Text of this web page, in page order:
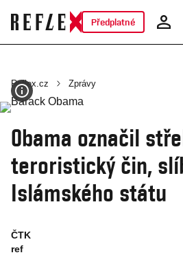
Předplatné
Reflex.cz Zprávy
Obama označil
teroristický čin,
Islámského státu
ČTK
ref